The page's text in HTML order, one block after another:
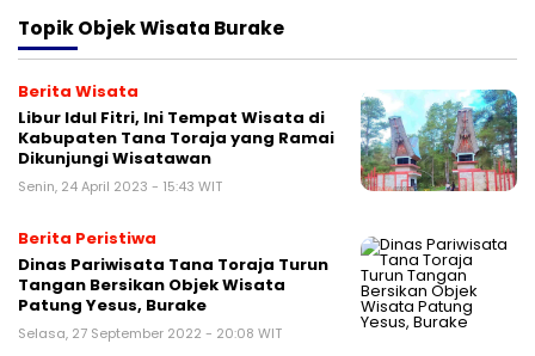
TopikObjek Wisata Burake
Berita Wisata
Libur Idul Fitri, Ini Tempat Wisata di
Kabupaten Tana Toraja yang Ramai
Dikunjungi Wisatawan
Senin, 24 April 2023 - 15:43 WIT
Berita Peristiwa
Dinas Pariwisata Tana Toraja Turun
Tangan Bersikan Objek Wisata
Patung Yesus, Burake
Selasa, 27 September 2022 - 20:08 WIT